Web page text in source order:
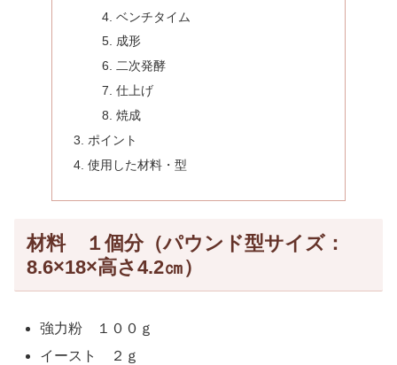
ベンチタイム
成形
二次発酵
仕上げ
焼成
ポイント
使用した材料・型
材料 １個分（パウンド型サイズ：
8.6×18×高さ4.2㎝）
強力粉 １００ｇ
イースト ２ｇ